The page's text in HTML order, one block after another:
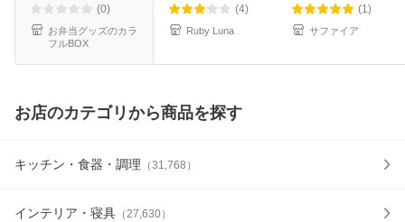
バル 洗濯 ネット
アヒル 立
(0)
お弁当グッズのカラ
フルBOX
る 洗濯機 シワ 防
止 キ
(4)
Ruby Luna
大 布団用 毛布用
布団洗濯 毛布洗
(1)
サファイア
お店のカテゴリから商品を探す
キッチン・食器・調理 （31,768 ）
インテリア・寝具 （27,630）